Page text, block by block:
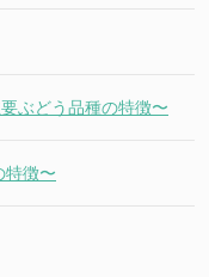
ぶどう品種の特徴〜
特徴〜